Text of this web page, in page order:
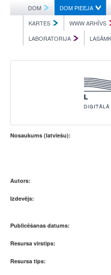
DOM DOM PIEEJA
KARTES
WWW ARHĪVS
LABORATORIJA
Nosaukums (latviešu):
Autors:
Izdevējs:
Publicēšanas datums:
Resursa virstips:
Resursa tips: